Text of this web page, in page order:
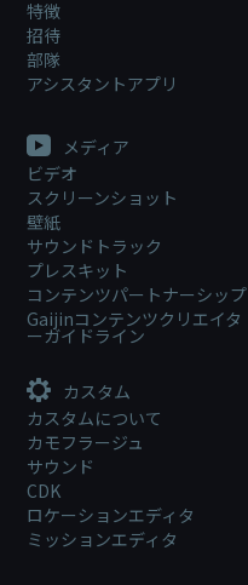
特徴
招待
部隊
アシスタントアプリ
メディア
ビデオ
スクリーンショット
壁紙
サウンドトラック
プレスキット
コンテンツパートナーシップ
Gaijinコンテンツクリエイタ
ーガイドライン
カスタム
カスタムについて
カモフラージュ
サウンド
CDK
ロケーションエディタ
ミッションエディタ